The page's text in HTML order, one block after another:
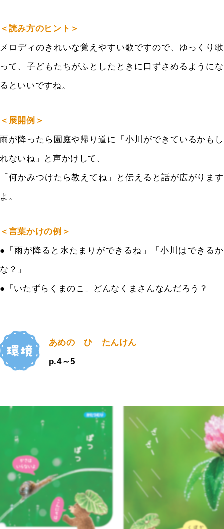
＜読み方のヒント＞
メロディのきれいな覚えやすい歌ですので、ゆっくり歌
って、子どもたちがふとしたときに口ずさめるようにな
るといいですね。
＜展開例＞
雨が降ったら園庭や帰り道に「小川ができているかもし
れないね」と声かけして、
「何かみつけたら教えてね」と伝えると話が広がります
よ。
＜言葉かけの例＞
●
「雨が降ると水たまりができるね」「小川はできるか
な？」
● 「いたずらくまのこ」どんなくまさんなんだろう？
あめの ひ たんけん
p.4～5